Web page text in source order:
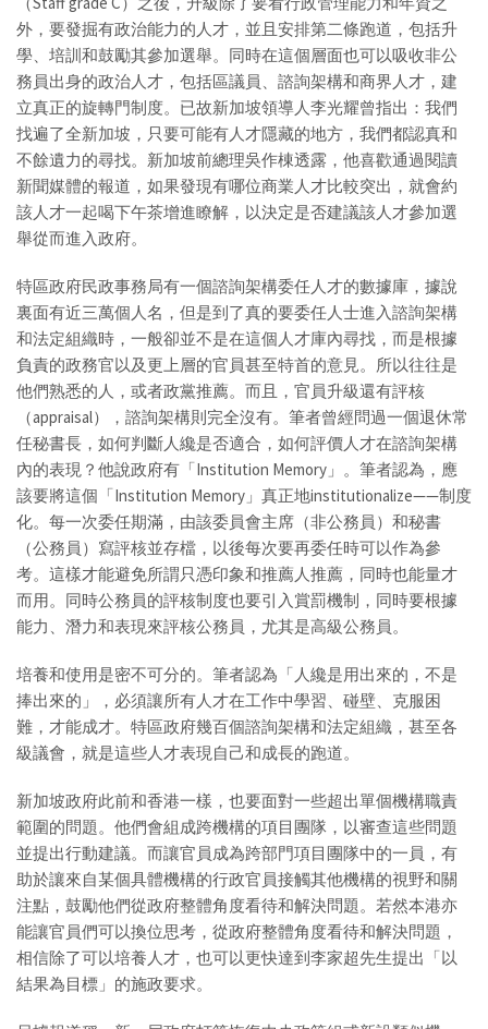
外，要發掘有政治能力的人才，並且安排第二條跑道，包括升
學、培訓和鼓勵其參加選舉。同時在這個層面也可以吸收非公
務員出身的政治人才，包括區議員、諮詢架構和商界人才，建
立真正的旋轉門制度。已故新加坡領導人李光耀曾指出：我們
找遍了全新加坡，只要可能有人才隱藏的地方，我們都認真和
不餘遺力的尋找。新加坡前總理吳作棟透露，他喜歡通過閱讀
新聞媒體的報道，如果發現有哪位商業人才比較突出，就會約
該人才一起喝下午茶增進瞭解，以決定是否建議該人才參加選
舉從而進入政府。
特區政府民政事務局有一個諮詢架構委任人才的數據庫，據說
裏面有近三萬個人名，但是到了真的要委任人士進入諮詢架構
和法定組織時，一般卻並不是在這個人才庫內尋找，而是根據
負責的政務官以及更上層的官員甚至特首的意見。所以往往是
他們熟悉的人，或者政黨推薦。而且，官員升級還有評核
（appraisal），諮詢架構則完全沒有。筆者曾經問過一個退休常
任秘書長，如何判斷人纔是否適合，如何評價人才在諮詢架構
內的表現？他說政府有「Institution Memory」。筆者認為，應
該要將這個「Institution Memory」真正地institutionalize——制度
化。每一次委任期滿，由該委員會主席（非公務員）和秘書
（公務員）寫評核並存檔，以後每次要再委任時可以作為參
考。這樣才能避免所謂只憑印象和推薦人推薦，同時也能量才
而用。同時公務員的評核制度也要引入賞罰機制，同時要根據
能力、潛力和表現來評核公務員，尤其是高級公務員。
培養和使用是密不可分的。筆者認為「人纔是用出來的，不是
捧出來的」，必須讓所有人才在工作中學習、碰壁、克服困
難，才能成才。特區政府幾百個諮詢架構和法定組織，甚至各
級議會，就是這些人才表現自己和成長的跑道。
新加坡政府此前和香港一樣，也要面對一些超出單個機構職責
範圍的問題。他們會組成跨機構的項目團隊，以審查這些問題
並提出行動建議。而讓官員成為跨部門項目團隊中的一員，有
助於讓來自某個具體機構的行政官員接觸其他機構的視野和關
注點，鼓勵他們從政府整體角度看待和解決問題。若然本港亦
能讓官員們可以換位思考，從政府整體角度看待和解決問題，
相信除了可以培養人才，也可以更快達到李家超先生提出「以
結果為目標」的施政要求。